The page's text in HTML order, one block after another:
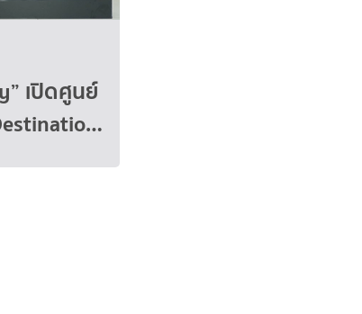
เปิดศูนย์